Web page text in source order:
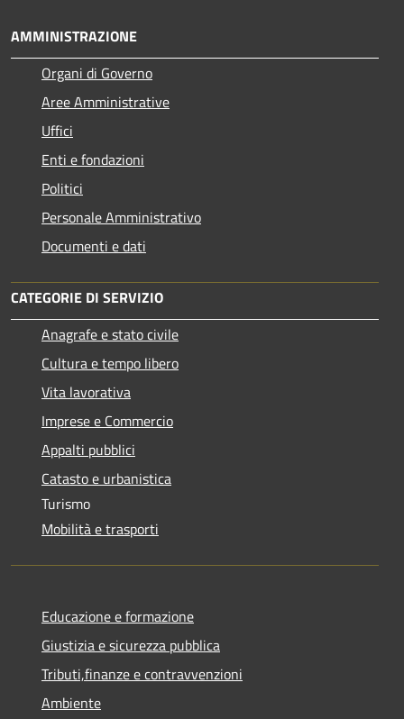
AMMINISTRAZIONE
Organi di Governo
Aree Amministrative
Uffici
Enti e fondazioni
Politici
Personale Amministrativo
Documenti e dati
CATEGORIE DI SERVIZIO
Anagrafe e stato civile
Cultura e tempo libero
Vita lavorativa
Imprese e Commercio
Appalti pubblici
Catasto e urbanistica
Turismo
Mobilità e trasporti
Educazione e formazione
Giustizia e sicurezza pubblica
Tributi,finanze e contravvenzioni
Ambiente